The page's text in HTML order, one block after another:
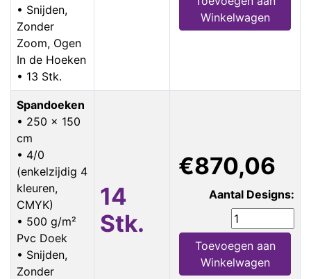
• Snijden,
Zonder
Zoom, Ogen
In de Hoeken
• 13 Stk.
Winkelwagen
Spandoeken
• 250 x 150
cm
• 4/0
(enkelzijdig 4
kleuren,
CMYK)
• 500 g/m²
Pvc Doek
• Snijden,
Zonder
14
Stk.
€870,06
Aantal Designs:
Toevoegen aan
Winkelwagen